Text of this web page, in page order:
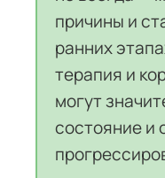
причины и
ранних
терапия и
могут
состояние и